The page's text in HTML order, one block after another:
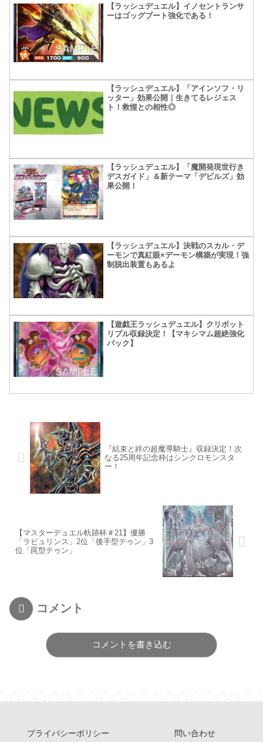
【ラッシュデュエル】イノセントランサ
ーはゴッグブート強化である！
【ラッシュデュエル】「アインソフ・リ
ッター」効果公開｜生きてるレジェス
ト！救惺との相性◎
【ラッシュデュエル】「魔開発現世行き
デスガイド」＆新テーマ「デビルズ」効
果公開！
【ラッシュデュエル】決戦のスカル・デ
ーモンで真紅眼×デーモン構築が実現！強
制脱出装置もあるよ
【遊戯王ラッシュデュエル】クリボット
リプル収録決定！【マキシマム超絶強化
パック】
『結束と絆の超魔導騎士』収録決定！次
なる25周年記念枠はシンクロモンスタ
ー！
【マスターデュエル軌跡杯＃21】優勝
「ラビュリンス」2位「後手型テゥン」3
位「罠型テゥン」
コメント
コメントを書き込む
プライバシーポリシー 問い合わせ